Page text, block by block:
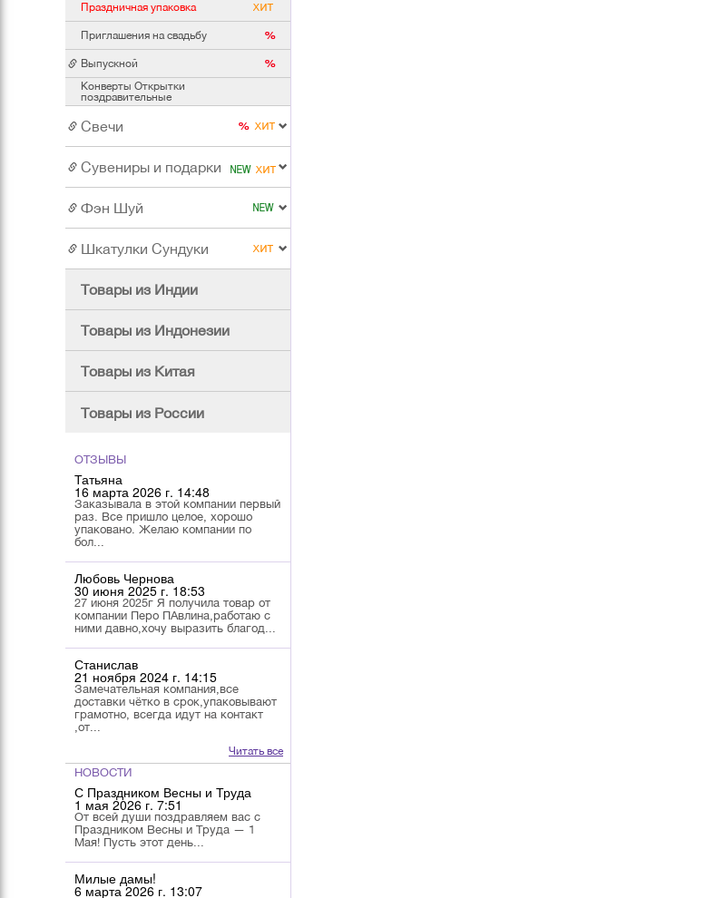
Праздничная упаковка
Приглашения на свадьбу
Выпускной
Конверты Открытки
поздравительные
Свечи
Сувениры и подарки
Фэн Шуй
Шкатулки Сундуки
Товары из Индии
Товары из Индонезии
Товары из Китая
Товары из России
ОТЗЫВЫ
Татьяна
16 марта 2026 г. 14:48
Заказывала в этой компании первый
раз. Все пришло целое, хорошо
упаковано. Желаю компании по
бол...
Любовь Чернова
30 июня 2025 г. 18:53
27 июня 2025г Я получила товар от
компании Перо ПАвлина,работаю с
ними давно,хочу выразить благод...
Станислав
21 ноября 2024 г. 14:15
Замечательная компания,все
доставки чётко в срок,упаковывают
грамотно, всегда идут на контакт
,от...
Читать все
НОВОСТИ
С Праздником Весны и Труда
1 мая 2026 г. 7:51
От всей души поздравляем вас с
Праздником Весны и Труда — 1
Мая! Пусть этот день...
Милые дамы!
6 марта 2026 г. 13:07